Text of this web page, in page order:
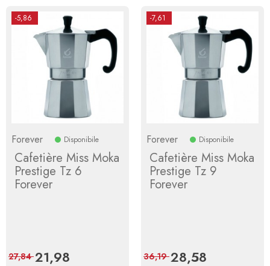
-5,86
Forever Disponibile
Cafetière Miss Moka
Prestige Tz 6
Forever
Prix
21,98
27,84
-7,61
Forever Disponibile
Cafetière Miss Moka
Prestige Tz 9
Forever
Prix
28,58
36,19